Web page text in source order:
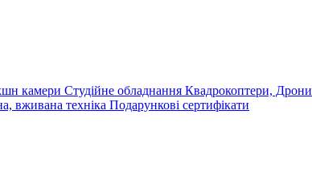
камери Студійне обладнання Квадрокоптери, Дрони
вживана техніка Подарункові сертифікати